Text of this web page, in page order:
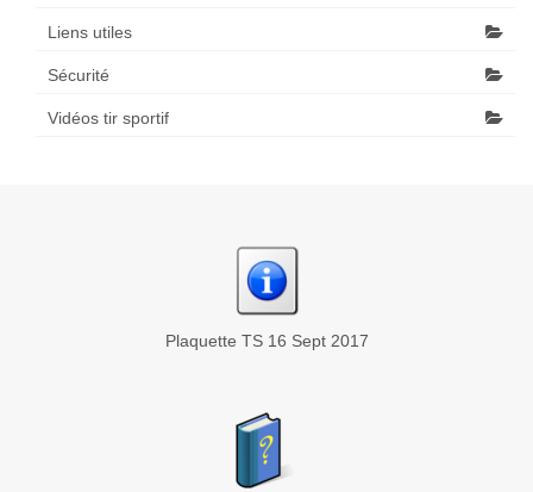
Liens utiles
Sécurité
Vidéos tir sportif
Plaquette TS 16 Sept 2017